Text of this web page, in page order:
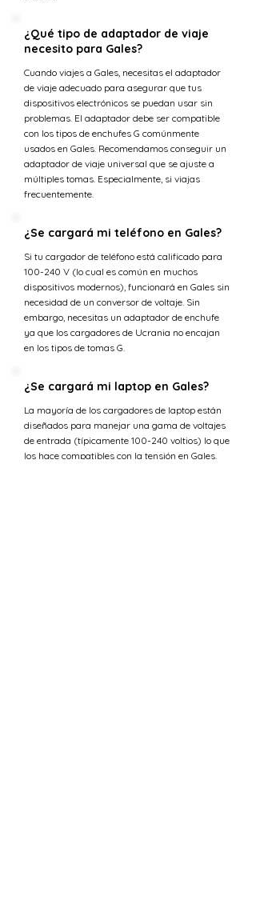
¿Qué tipo de adaptador de viaje
necesito para Gales?
Cuando viajes a Gales, necesitas el adaptador
de viaje adecuado para asegurar que tus
dispositivos electrónicos se puedan usar sin
problemas. El adaptador debe ser compatible
con los tipos de enchufes G comúnmente
usados en Gales. Recomendamos conseguir un
adaptador de viaje universal que se ajuste a
múltiples tomas. Especialmente, si viajas
frecuentemente.
¿Se cargará mi teléfono en Gales?
Si tu cargador de teléfono está calificado para
100-240 V (lo cual es común en muchos
dispositivos modernos), funcionará en Gales sin
necesidad de un conversor de voltaje. Sin
embargo, necesitas un adaptador de enchufe
ya que los cargadores de Ucrania no encajan
en los tipos de tomas G.
¿Se cargará mi laptop en Gales?
La mayoría de los cargadores de laptop están
diseñados para manejar una gama de voltajes
de entrada (típicamente 100-240 voltios) lo que
los hace compatibles con la tensión en Gales.